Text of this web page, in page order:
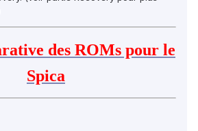
des ROMs pour le
Spica